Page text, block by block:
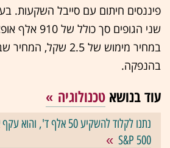
פיננסים חיתום עם סייבל השקעות.
שני הגופים סך
במחיר מימוש של 2.5
בהנפקה.
עוד בנושא טכנולוגיה
נתנו לקלוד להשקיע 50 אלף
S&P 500